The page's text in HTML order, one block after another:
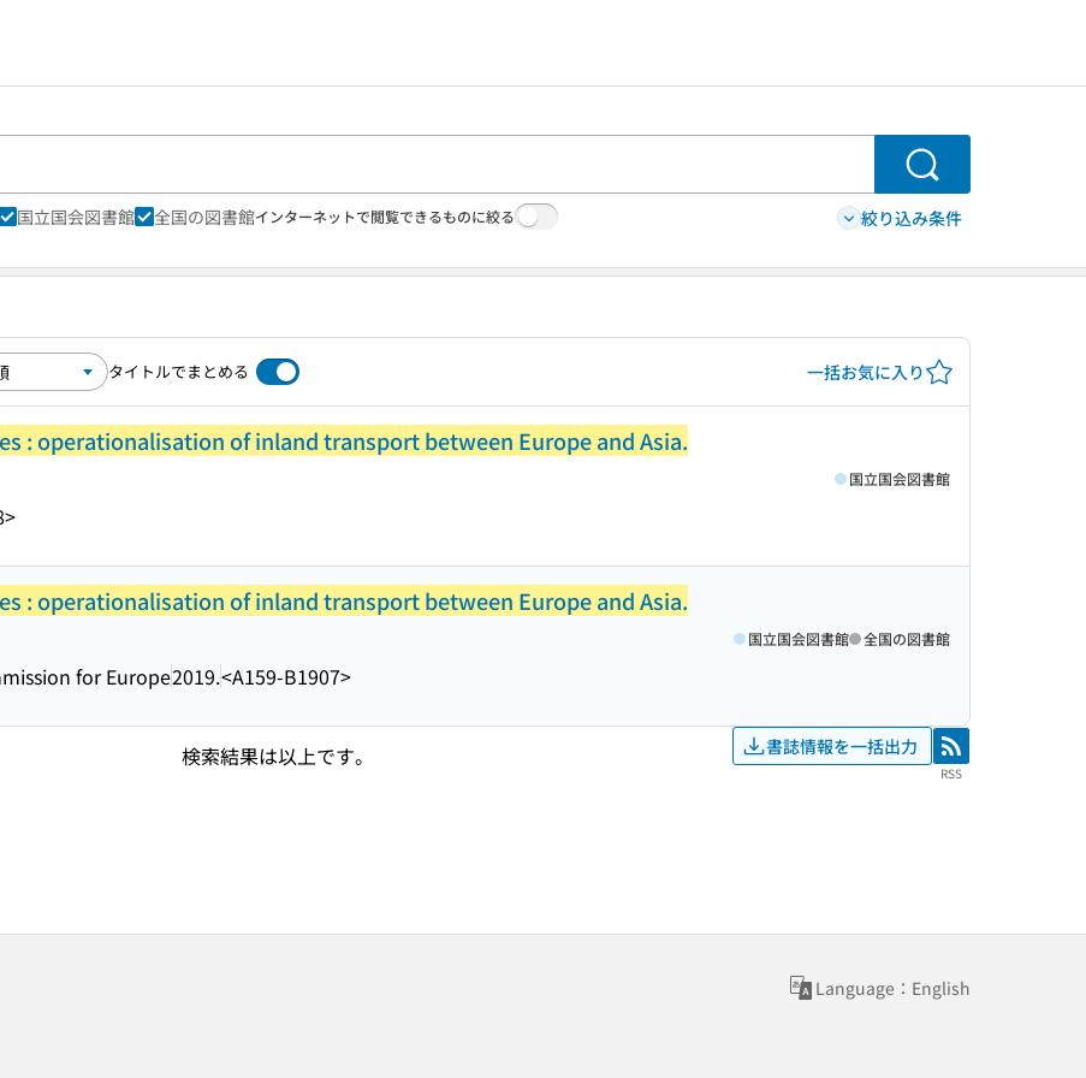
検索
国立国会図書館 全国の図書館インターネットで閲覧できるものに絞る 絞り込み条件
タイトルでまとめる 一括お気に入り
: operationalisation of inland transport between Europe and Asia.
国立国会図書館
: operationalisation of inland transport between Europe and Asia.
for Europe2019.<A159-B1907>
国立国会図書館 全国の図書館
検索結果は以上です。 書誌情報を一括出力 RSS
RSS
Language：English